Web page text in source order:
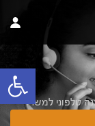
טלפוני למשרדי